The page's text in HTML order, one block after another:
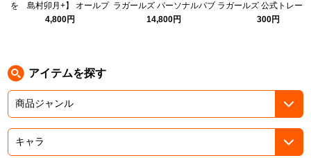
太鼓の達人
パックマン
ナムコクラシック
を 島村卯月+】 オールプ
リントTシャツ 限定セッ
4,800円
ラガールズ パーソナルパブ
ミラー 安部菜々 茶枠ver.
14,800円
ラガールズ 公式トレー
ングブロマイド D
300円
アイテムを探す